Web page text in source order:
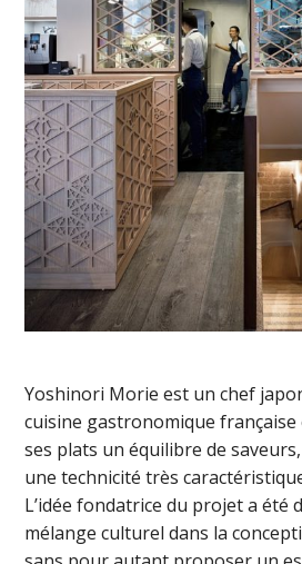
Yoshinori Morie est un chef
cuisine gastronomique
ses plats un équilibre de
une technicité très
L’idée fondatrice du projet a été
mélange culturel dans la